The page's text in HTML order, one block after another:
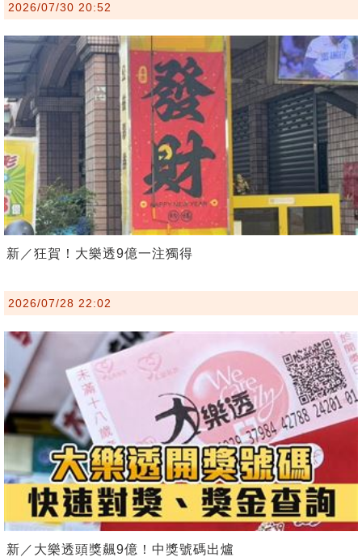
2026/07/30 20:52
新／狂賀！大樂透9億一注獨得
2026/07/28 22:02
新／大樂透頭獎飆9億！中獎號碼出爐